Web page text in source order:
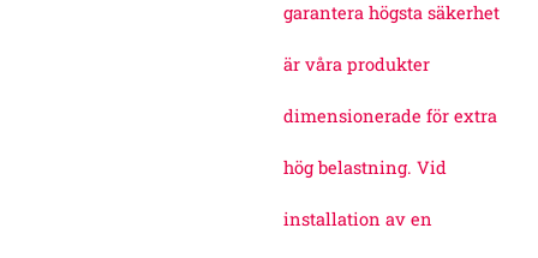
garantera högsta säkerhet
är våra produkter
dimensionerade för extra
hög belastning. Vid
installation av en